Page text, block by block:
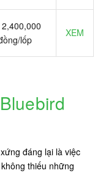
lốp
XEM
đáng lại là việc
thiếu những